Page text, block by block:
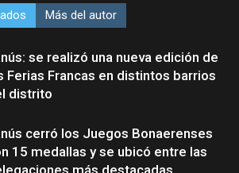
Más del autor
se realizó una nueva edición de
Ferias Francas en distintos barrios
distrito
cerró los Juegos Bonaerenses
15 medallas y se ubicó entre las